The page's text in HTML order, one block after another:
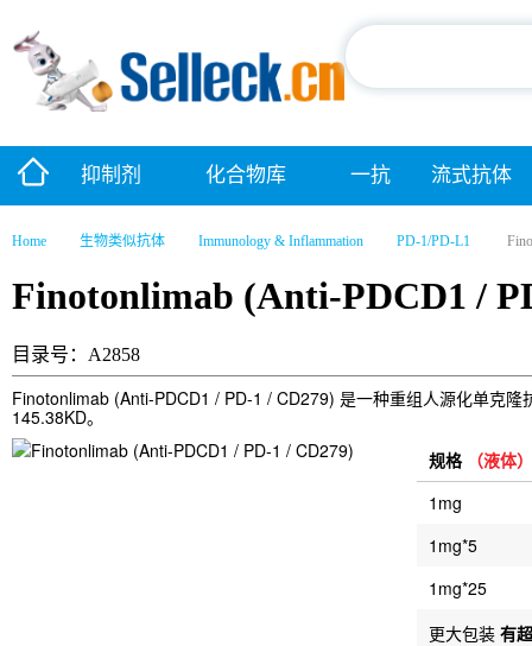
抑制剂 化合物库 一抗 流式抗体
Home 生物类似抗体 Immunology & Inflammation PD-1/PD-L1
Finotonlimab (Anti-PDCD1 /
目录号：A2858
Finotonlimab (Anti-PDCD1 / PD-1 / CD279) 是一种重组人源化单克
145.38KD。
规格 （液体）
1mg
1mg*5
1mg*25
更大包装 有